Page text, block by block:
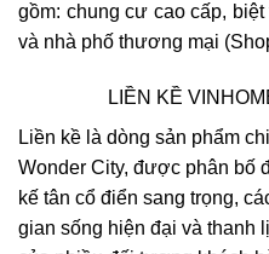
gồm: chung cư cao cấp,
và nhà phố thương mại
LIỀN KỀ
Liền kề là dòng sản phẩm
Wonder City, được phân bố
kế tân cổ điển sang trọng,
gian sống hiện đại và thanh